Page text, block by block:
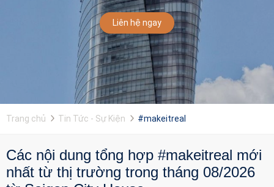
Liên hệ ngay
Trang chủ Tin Tức - Sự Kiện #makeitreal
Các nội dung tổng hợp #makeitreal mới
nhất từ thị trường trong tháng 08/2026